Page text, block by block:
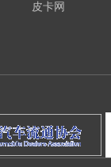
皮卡网